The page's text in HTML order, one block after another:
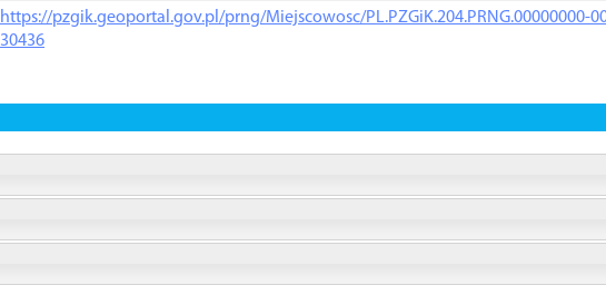
https://pzgik.geoportal.gov.pl/prng/Miejscowosc/PL.PZGiK.204.PRNG.00000000-
30436